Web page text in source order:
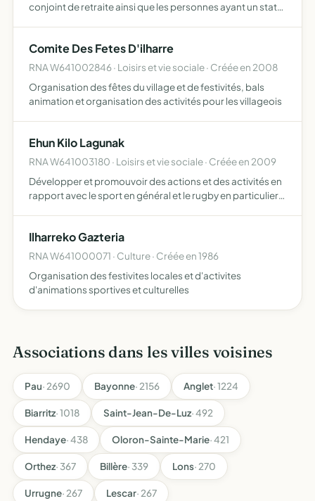
conjoint de retraite ainsi que les personnes ayant un statut
Comite Des Fetes D'ilharre
RNA W641002846 · Loisirs et vie sociale · Créée en 2008
Organisation des fêtes du village et de festivités, bals
animation et organisation des activités pour les villageois
Ehun Kilo Lagunak
RNA W641003180 · Loisirs et vie sociale · Créée en 2009
Développer et promouvoir des actions et des activités en
rapport avec le sport en général et le rugby en particulier,
Ilharreko Gazteria
RNA W641000071 · Culture · Créée en 1986
Organisation des festivites locales et d'activites
d'animations sportives et culturelles
Associations dans les villes voisines
Pau· 2690 Bayonne· 2156 Anglet· 1224
Biarritz· 1018 Saint-Jean-De-Luz· 492
Hendaye· 438 Oloron-Sainte-Marie· 421
Orthez· 367 Billère· 339 Lons· 270
Urrugne· 267 Lescar· 267